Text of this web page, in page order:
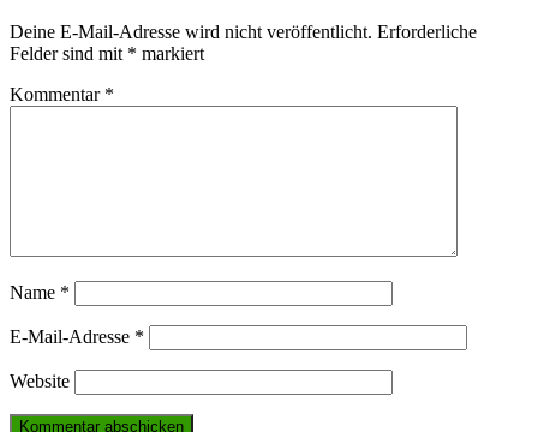
Deine E-Mail-Adresse wird nicht veröffentlicht. Erforderliche
Felder sind mit * markiert
Kommentar *
Name *
E-Mail-Adresse *
Website